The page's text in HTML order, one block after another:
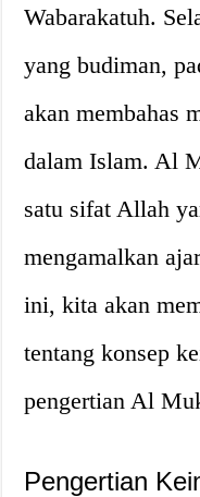
Wabarakatuh.
yang budiman,
akan membahas
dalam Islam. Al
satu sifat Allah
mengamalkan
ini, kita akan
tentang konsep
pengertian Al
Pengertian